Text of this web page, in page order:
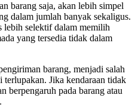
barang saja, akan lebih simpel
dalam jumlah banyak sekaligus.
lebih selektif dalam memilih
yang tersedia tidak dalam
barang, menjadi salah
terlupakan. Jika kendaraan tidak
berpengaruh pada barang atau